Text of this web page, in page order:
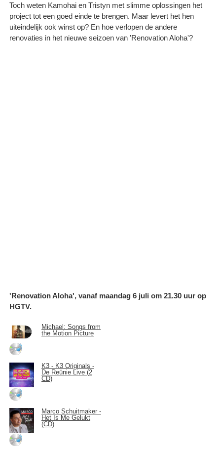
Toch weten Kamohai en Tristyn met slimme oplossingen het
project tot een goed einde te brengen. Maar levert het hen
uiteindelijk ook winst op? En hoe verlopen de andere
renovaties in het nieuwe seizoen van 'Renovation Aloha'?
'Renovation Aloha', vanaf maandag 6 juli om 21.30 uur op
HGTV.
Michael: Songs from
the Motion Picture
K3 - K3 Originals -
De Reünie Live (2
CD)
Marco Schuitmaker -
Het Is Me Gelukt
(CD)